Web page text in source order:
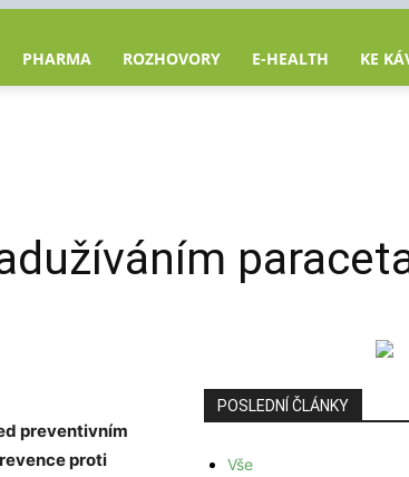
PHARMA ROZHOVORY E-HEALTH KE
preventivním
proti
POSLEDNÍ ČLÁNKY
Vše